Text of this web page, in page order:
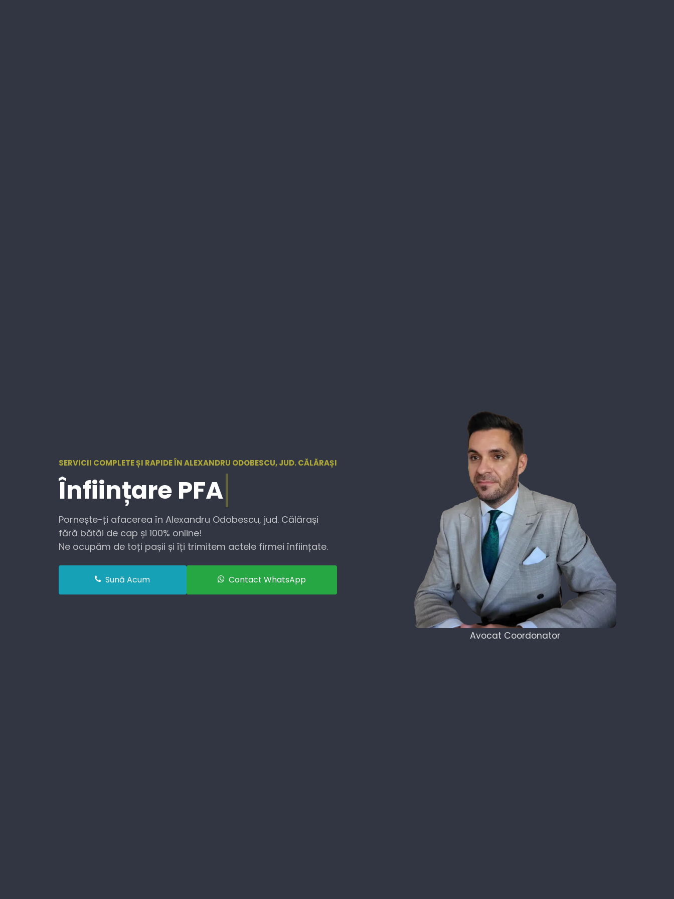
SERVICII COMPLETE ȘI RAPIDE ÎN ALEXANDRU ODOBESCU, JUD. CĂLĂRAȘI
Înființare PFA
Pornește-ți afacerea în Alexandru Odobescu, jud. Călărași
fără bătăi de cap și 100% online!
Ne ocupăm de toți pașii și îți trimitem actele firmei înființate.
Sună Acum Contact WhatsApp
Avocat Coordonator